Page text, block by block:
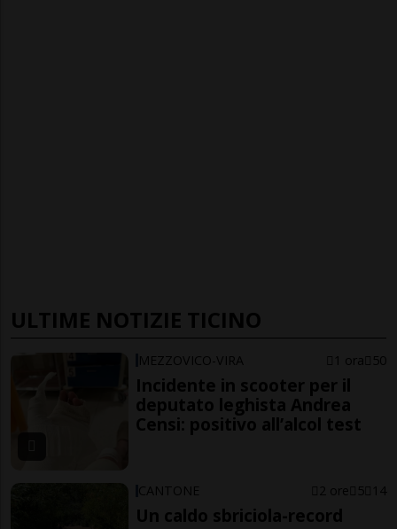
ULTIME NOTIZIE TICINO
MEZZOVICO-VIRA 1 ora 50
Incidente in scooter per il
deputato leghista Andrea
Censi: positivo all’alcol test
CANTONE 2 ore 5 14
Un caldo sbriciola-record